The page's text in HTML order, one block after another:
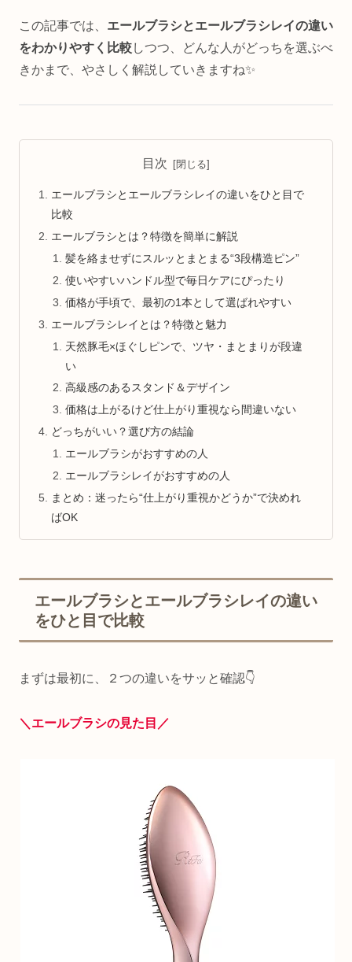
この記事では、 エールブラシとエールブラシレイの違い
をわかりやすく比較しつつ、どんな人がどっちを選ぶべ
きかまで、やさしく解説していきますね✨
目次
エールブラシとエールブラシレイの違いをひと目で
比較
エールブラシとは？特徴を簡単に解説
髪を絡ませずにスルッとまとまる“3段構造ピン”
使いやすいハンドル型で毎日ケアにぴったり
価格が手頃で、最初の1本として選ばれやすい
エールブラシレイとは？特徴と魅力
天然豚毛×ほぐしピンで、ツヤ・まとまりが段違
い
高級感のあるスタンド＆デザイン
価格は上がるけど仕上がり重視なら間違いない
どっちがいい？選び方の結論
エールブラシがおすすめの人
エールブラシレイがおすすめの人
まとめ：迷ったら“仕上がり重視かどうか”で決めれ
ばOK
エールブラシとエールブラシレイの違い
をひと目で比較
まずは最初に、２つの違いをサッと確認👇
＼エールブラシの見た目／